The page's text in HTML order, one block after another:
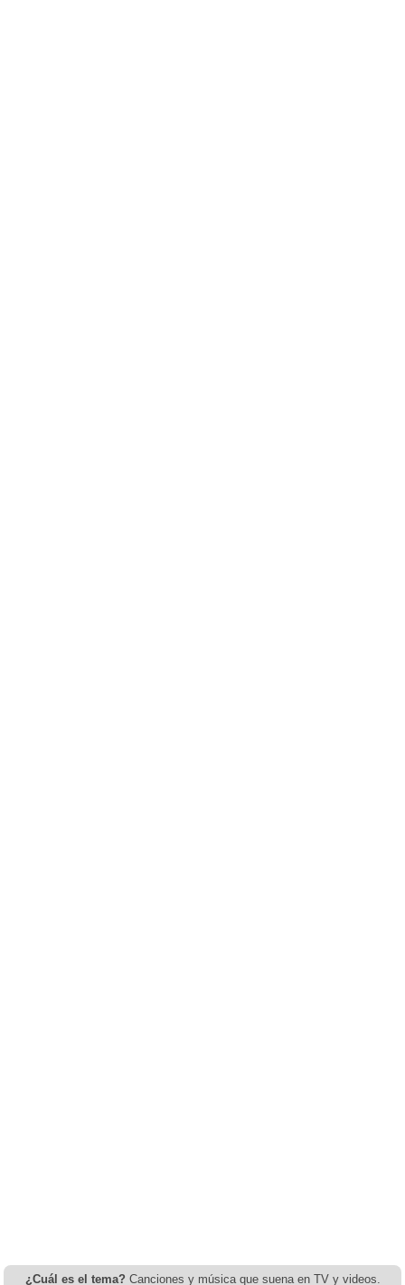
¿Cuál es el tema? Canciones y música que suena en TV y videos.